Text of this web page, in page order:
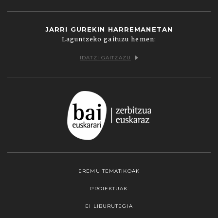
JARRI GUREKIN HARREMANETAN
Laguntzeko gaituzu hemen:
IDATZI GAITZAZU
EREMU TEMATIKOAK
PROIEKTUAK
EI LIBURUTEGIA